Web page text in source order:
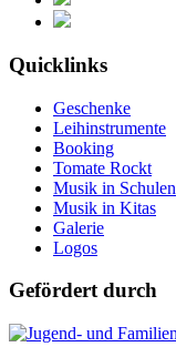
Quicklinks
Geschenke
Leihinstrumente
Booking
Tomate Rockt
Musik in Schulen
Musik in Kitas
Galerie
Logos
Gefördert durch